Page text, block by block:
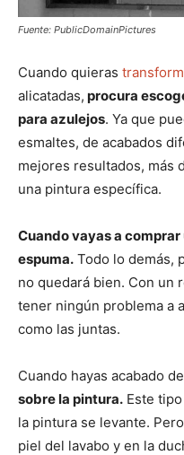
Fuente: PublicDomainPictures
Cuando quieras
alicatadas, procura
para azulejos. Ya que
esmaltes, de acabados
mejores resultados, más
una pintura específica.
Cuando vayas a
espuma. Todo lo demás,
no quedará bien. Con un
tener ningún problema a
como las juntas.
Cuando hayas acabado
sobre la pintura. Este
la pintura se levante.
piel del lavabo y en la